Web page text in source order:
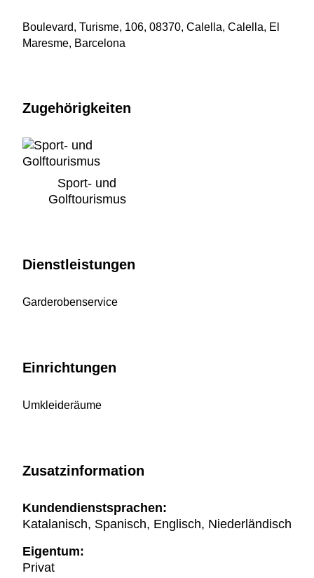
Boulevard, Turisme, 106, 08370, Calella, Calella, El
Maresme, Barcelona
Zugehörigkeiten
Sport- und
Golftourismus
Dienstleistungen
Garderobenservice
Einrichtungen
Umkleideräume
Zusatzinformation
Kundendienstsprachen:
Katalanisch, Spanisch, Englisch, Niederländisch
Eigentum:
Privat